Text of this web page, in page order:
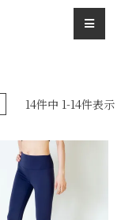
14件中 1-14件表示